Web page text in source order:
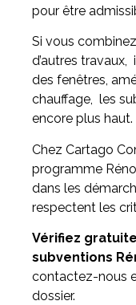
pour être
Si vous
d’autres
des fenêtres,
chauffage, les
encore plus haut.
Chez Cartago
programme
dans les
respectent les
Vérifiez
subventions
contactez-nous
dossier.